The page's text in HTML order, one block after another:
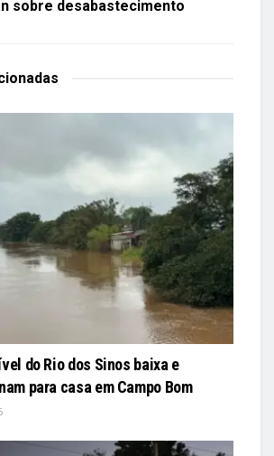
sobre desabastecimento
do Rio dos Sinos baixa e
para casa em Campo Bom